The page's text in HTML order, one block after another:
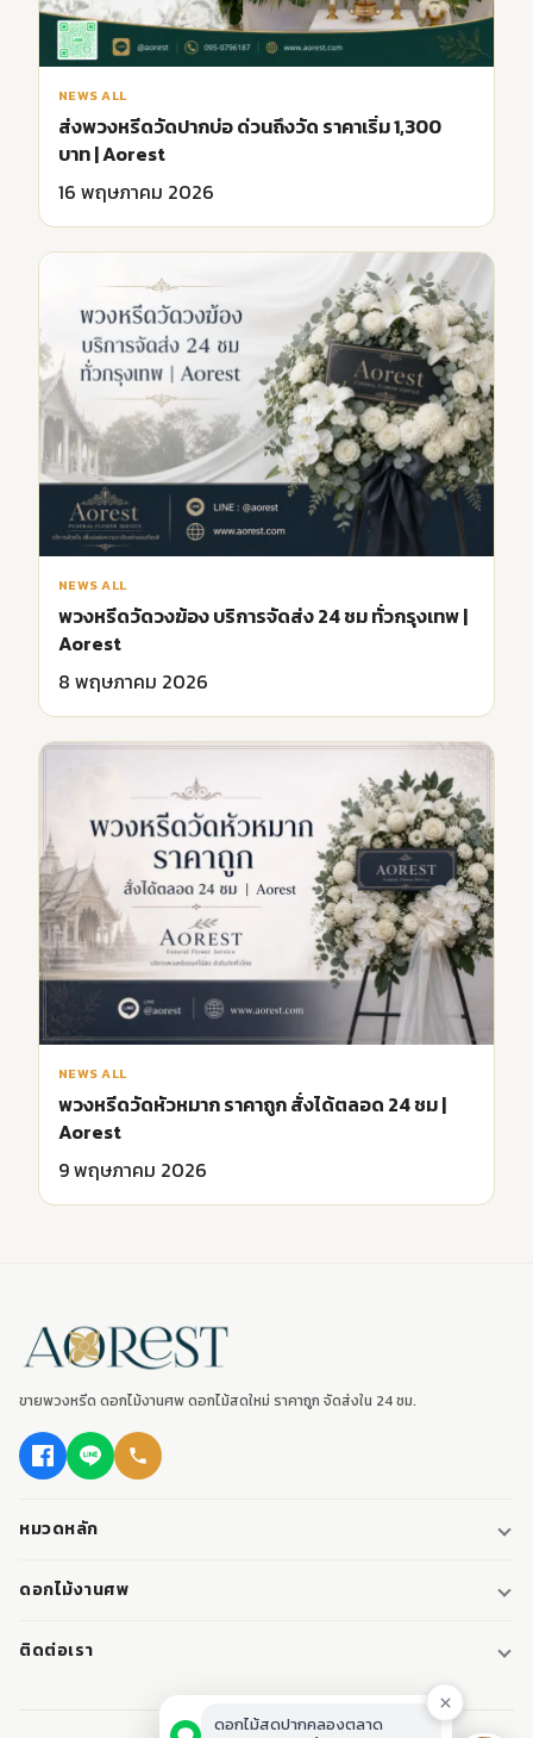
NEWS ALL
ส่งพวงหรีดวัดปากบ่อ ด่วนถึงวัด ราคาเริ่ม 1,300
บาท | Aorest
16 พฤษภาคม 2026
NEWS ALL
พวงหรีดวัดวงฆ้อง บริการจัดส่ง 24 ชม ทั่วกรุงเทพ |
Aorest
8 พฤษภาคม 2026
NEWS ALL
พวงหรีดวัดหัวหมาก ราคาถูก สั่งได้ตลอด 24 ชม |
Aorest
9 พฤษภาคม 2026
ขายพวงหรีด ดอกไม้งานศพ ดอกไม้สดใหม่ ราคาถูก จัดส่งใน 24 ชม.
หมวดหลัก
พวงหรีด
พวงหรีดมาลา
ดอกไม้งานศพ
ดอกไม้หน้าศพ
ติดต่อเรา